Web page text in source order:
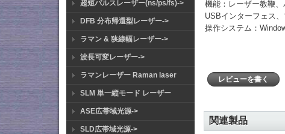
超短パルスレーザー(ns/ps/fs)->
DFB 分布帰還型レーザー->
ラマン & 狭線幅レーザー->
波長可変レーザー->
ラマンレーザー Raman laser
SLM 単一縦モード レーザー
ASE広帯域光源->
SLD広帯域光源->
機能：レーザー教鞭
USBインターフェス
操作システム：
レビューを書く
関連製品